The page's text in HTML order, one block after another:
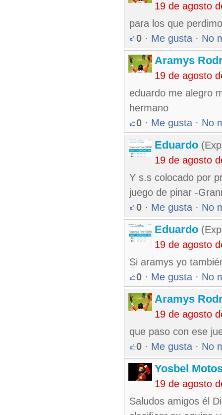
19 de agosto
para los que
0 · Me gusta · No
Aramys
19 de agosto
eduardo me alegro
hermano
0 · Me gusta · No
Eduardo
19 de agosto
Y s.s colocado por
juego de pinar -
0 · Me gusta · No
Eduardo
19 de agosto
Si aramys yo
0 · Me gusta · No
Aramys
19 de agosto
que paso con ese
0 · Me gusta · No
Yosbel
19 de agosto
Saludos amigos él